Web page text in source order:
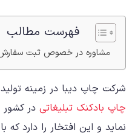
فهرست مطالب
مشاوره در خصوص ثبت سفارش
شرکت چاپ دیبا در زمینه تولید
چاپ بادکنک تبلیغاتی در کشور
نماید و این افتخار را دارد که